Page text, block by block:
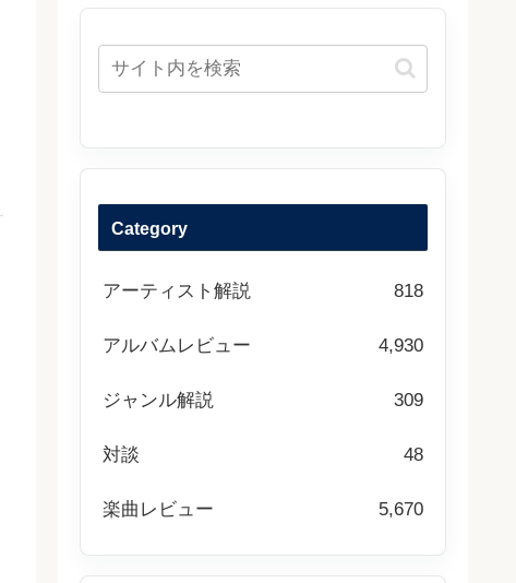
Category
アーティスト解説 818
アルバムレビュー 4,930
ジャンル解説 309
対談 48
楽曲レビュー 5,670